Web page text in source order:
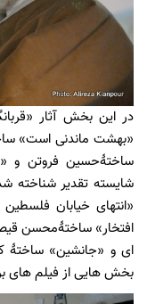
در این بخش آثار
«بهشت ماندنی است»
ساختۀحسین فروتن و
شایسته تقدیر شناخته
«انتهای خیابان
افتخار» ساختۀمحسن
ای و «جانشین» ساختۀ
بخش هایی از فیلم های